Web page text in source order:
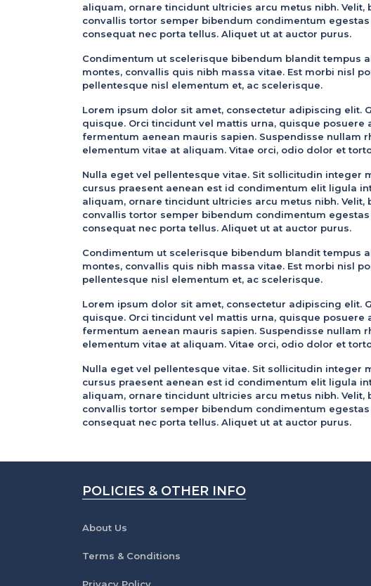
aliquam, ornare tincidunt ultricies arcu metus nibh.
convallis tortor semper bibendum condimentum
consequat nec porta tellus. Aliquet ut at auctor purus.
Condimentum ut scelerisque bibendum blandit tempus
montes, convallis quis nibh massa vitae. Est morbi nisl
pellentesque nisl elementum et, ac scelerisque.
Lorem ipsum dolor sit amet, consectetur adipiscing elit.
quisque. Orci tincidunt vel mattis urna, quisque
fermentum aenean mauris sapien. Suspendisse nullam
elementum vitae at aliquam. Vitae orci, odio dolor et
Nulla eget vel pellentesque vitae. Sit sollicitudin integer
cursus praesent aenean est id condimentum elit ligula
aliquam, ornare tincidunt ultricies arcu metus nibh.
convallis tortor semper bibendum condimentum
consequat nec porta tellus. Aliquet ut at auctor purus.
Condimentum ut scelerisque bibendum blandit tempus
montes, convallis quis nibh massa vitae. Est morbi nisl
pellentesque nisl elementum et, ac scelerisque.
Lorem ipsum dolor sit amet, consectetur adipiscing elit.
quisque. Orci tincidunt vel mattis urna, quisque
fermentum aenean mauris sapien. Suspendisse nullam
elementum vitae at aliquam. Vitae orci, odio dolor et
Nulla eget vel pellentesque vitae. Sit sollicitudin integer
cursus praesent aenean est id condimentum elit ligula
aliquam, ornare tincidunt ultricies arcu metus nibh.
convallis tortor semper bibendum condimentum
consequat nec porta tellus. Aliquet ut at auctor purus.
POLICIES & OTHER INFO
About Us
Terms & Conditions
Privacy Policy